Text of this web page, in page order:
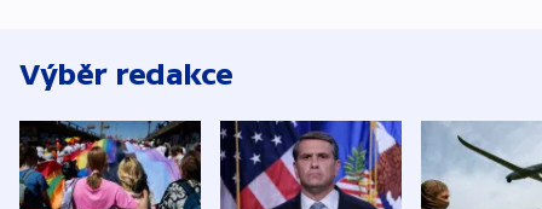
Výběr redakce